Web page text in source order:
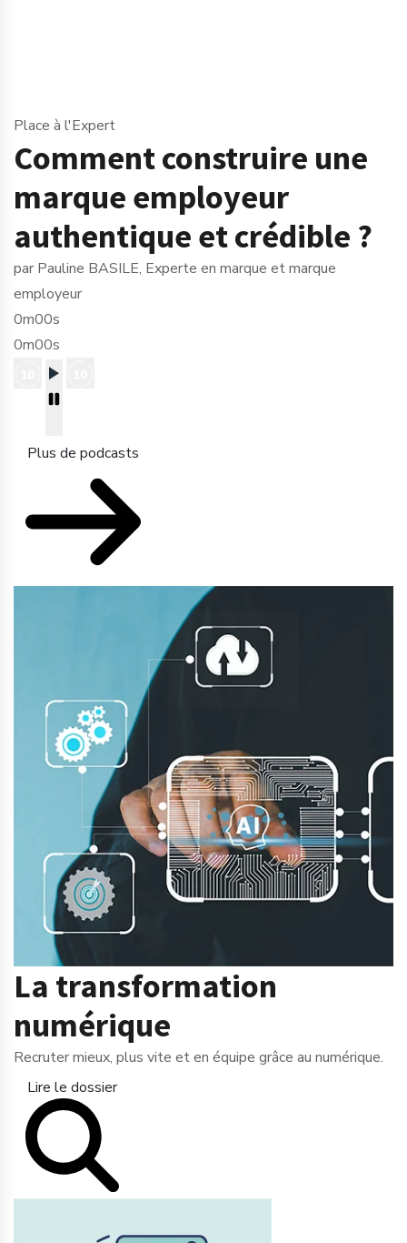
Place à l'Expert
Comment construire une
marque employeur
authentique et crédible ?
par Pauline BASILE, Experte en marque et marque
employeur
0m00s
0m00s
Plus de podcasts
La transformation
numérique
Recruter mieux, plus vite et en équipe grâce au numérique.
Lire le dossier